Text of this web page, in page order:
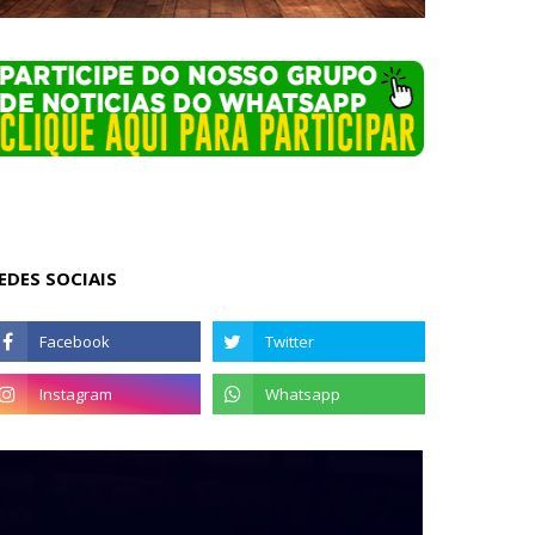
SOCIAIS